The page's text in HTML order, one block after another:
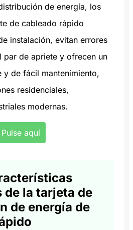
de energía, los
de cableado rápido
instalación, evitan errores
par de apriete y ofrecen un
y de fácil mantenimiento,
residenciales,
modernas.
Pulse aquí
de la tarjeta de
de energía de